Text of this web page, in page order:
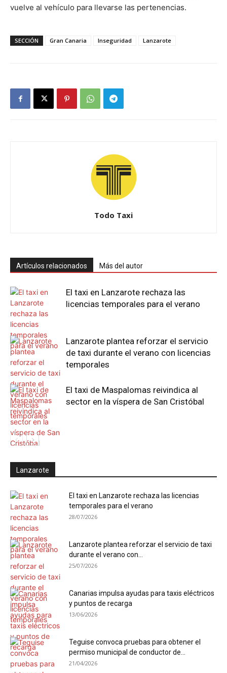
vuelve al vehículo para llevarse las pertenencias.
SECCIÓN Gran Canaria Inseguridad Lanzarote
Todo Taxi
Artículos relacionados Más del autor
El taxi en Lanzarote rechaza las
licencias temporales para el verano
Lanzarote plantea reforzar el servicio
de taxi durante el verano con licencias
temporales
El taxi de Maspalomas reivindica al
sector en la víspera de San Cristóbal
Lanzarote
El taxi en Lanzarote rechaza las licencias
temporales para el verano
28/07/2026
Lanzarote plantea reforzar el servicio de taxi
durante el verano con...
25/07/2026
Canarias impulsa ayudas para taxis eléctricos
y puntos de recarga
13/06/2026
Teguise convoca pruebas para obtener el
permiso municipal de conductor de...
21/04/2026